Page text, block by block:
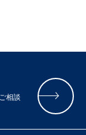
相談